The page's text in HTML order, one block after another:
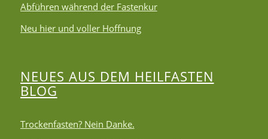
Abführen während der Fastenkur
Neu hier und voller Hoffnung
NEUES AUS DEM HEILFASTEN
BLOG
Trockenfasten? Nein Danke.